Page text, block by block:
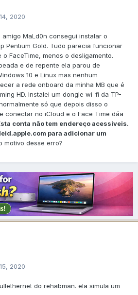
2020
MaLd0n consegui instalar o
Pentium Gold. Tudo parecia funcionar
FaceTime, menos o desligamento.
e de repente ela parou de
10 e Linux mas nenhum
a rede onboard da minha MB que é
HD. Instalei um dongle wi-fi da TP-
só que depois disso o
conectar no iCloud e o Face Time dáa
conta não tem endereço acessíveis.
para adicionar um
motivo desse erro?
2020
do rehabman. ela simula um